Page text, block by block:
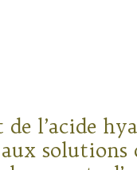
de l’acide
solutions